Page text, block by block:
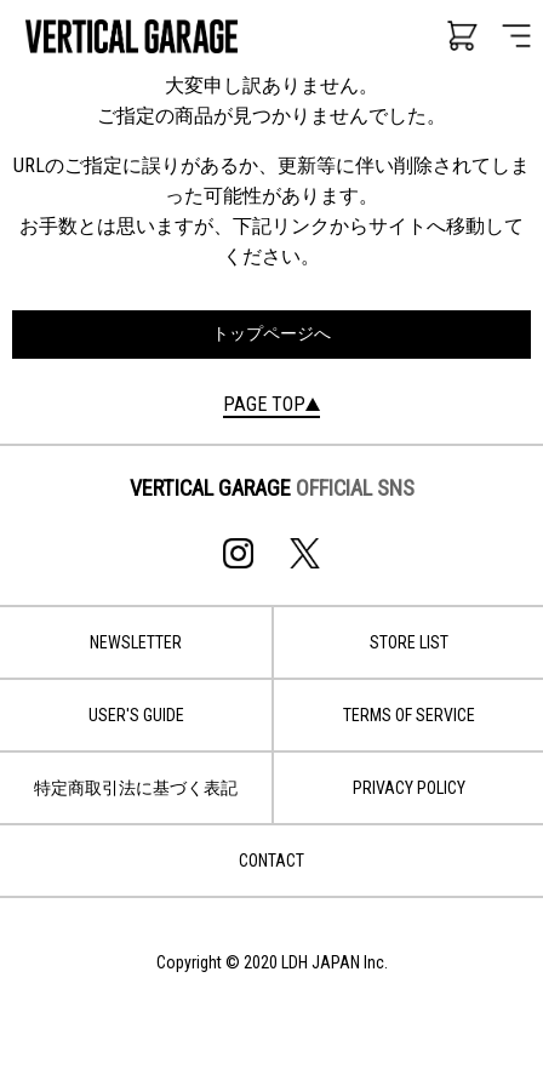
大変申し訳ありません。
ご指定の商品が見つかりませんでした。
URLのご指定に誤りがあるか、更新等に伴い削除されてしま
った可能性があります。
お手数とは思いますが、下記リンクからサイトへ移動して
ください。
トップページへ
PAGE TOP
VERTICAL GARAGE OFFICIAL SNS
NEWSLETTER STORE LIST
USER'S GUIDE TERMS OF SERVICE
特定商取引法に基づく表記 PRIVACY POLICY
CONTACT
Copyright © 2020 LDH JAPAN Inc.